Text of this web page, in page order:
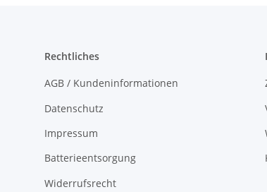
Rechtliches
AGB / Kundeninformationen
Datenschutz
Impressum
Batterieentsorgung
Widerrufsrecht